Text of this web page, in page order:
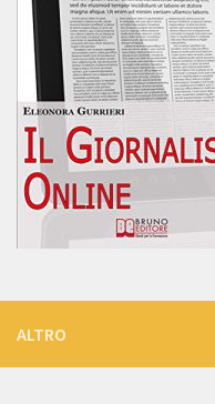
ALTRO